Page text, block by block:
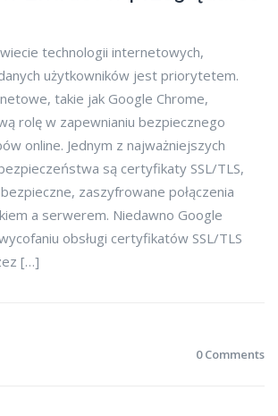
technologii internetowych,
użytkowników jest priorytetem.
takie jak Google Chrome,
rolę w zapewnianiu bezpiecznego
online. Jednym z najważniejszych
są certyfikaty SSL/TLS,
zaszyfrowane połączenia
a serwerem. Niedawno Google
obsługi certyfikatów SSL/TLS
[…]
0 Comments